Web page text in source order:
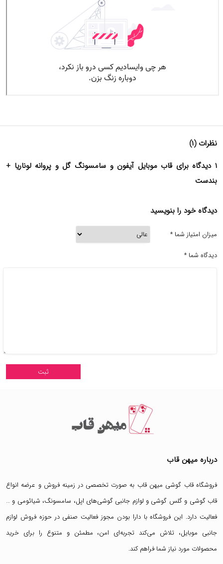
نظرات (۱)
۱ دیدگاه برای قاب موبایل آیفون و سامسونگ گل و پروانه لوناریا +
بندست
دیدگاه خود را بنویسید
میزان امتیاز شما *
دیدگاه شما *
درباره میهن قاب
فروشگاه قاب گوشی میهن قاب به صورت تخصصی در زمینه فروش و عرضه انواع
قاب گوشی وگلس گوشی و لوازم جانبی گوشی‌های اپل، سامسونگ، شیائومی و …
فعالیت دارد. این فروشگاه با دارا بودن مجوز فعالیت صنفی در حوزه فروش لوازم
جانبی موبایل، تلاش می‌کند تجربه‌ای امن، مطمئن و متنوع را برای خرید
محصولات مورد نیاز شما فراهم کند.